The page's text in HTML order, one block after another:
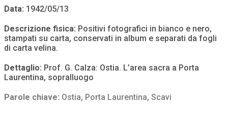
Data: 1942/05/13
Descrizione fisica: Positivi fotografici in bianco e nero,
stampati su carta, conservati in album e separati da fogli
di carta velina.
Dettaglio: Prof. G. Calza: Ostia. L’area sacra a Porta
Laurentina, sopralluogo
Parole chiave: Ostia, Porta Laurentina, Scavi